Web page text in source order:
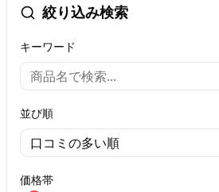
絞り込み検索
キーワード
並び順
口コミの多い順
価格帯